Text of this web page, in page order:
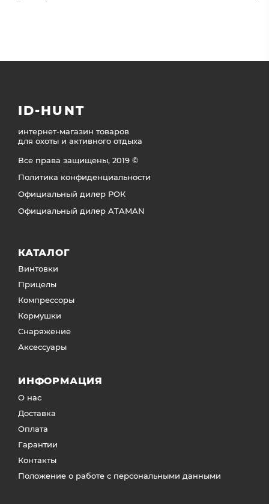
ID-HUNT
интернет-магазин товаров
для охоты и активного отдыха
Все права защищены, 2019 ©
Политика конфиденциальности
Официальный дилер РОК
Официальный дилер ATAMAN
КАТАЛОГ
Винтовки
Прицелы
Компрессоры
Кормушки
Снаряжение
Аксессуары
ИНФОРМАЦИЯ
О нас
Доставка
Оплата
Гарантии
Контакты
Положение о работе с персональными данными